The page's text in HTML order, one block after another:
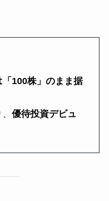
100株」のまま据
優待投資デビュ